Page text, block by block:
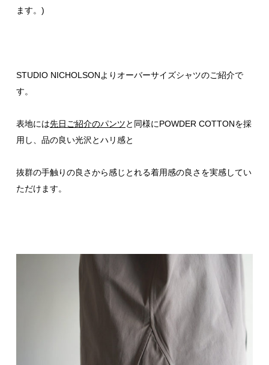
ます。)
STUDIO NICHOLSONよりオーバーサイズシャツのご紹介で
す。
表地には先日ご紹介のパンツと同様にPOWDER COTTONを採
用し、品の良い光沢とハリ感と
抜群の手触りの良さから感じとれる着用感の良さを実感してい
ただけます。